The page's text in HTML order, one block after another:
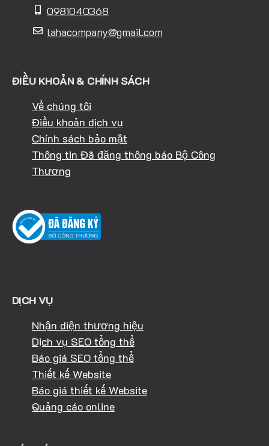
0981040368
lahacompany@gmail.com
ĐIỀU KHOẢN & CHÍNH SÁCH
Về chúng tôi
Điều khoản dịch vụ
Chính sách bảo mật
Thông tin Đã đăng thông báo Bộ Công
Thương
DỊCH VỤ
Nhận diện thương hiệu
Dịch vụ SEO tổng thể
Báo giá SEO tổng thể
Thiết kế Website
Báo giá thiết kế Website
Quảng cáo online